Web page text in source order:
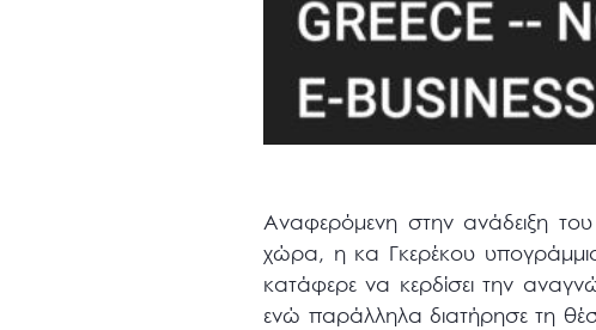
Αναφερόμενη στην ανάδειξη του
χώρα, η κα Γκερέκου
κατάφερε να κερδίσει την
ενώ παράλληλα διατήρησε τη